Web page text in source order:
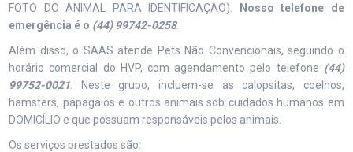
FOTO DO ANIMAL PARA IDENTIFICAÇÃO).
Nosso telefone de
emergência é o (44) 99742-0258.
Além disso, o SAAS atende Pets Não Convencionais, seguindo o
horário comercial do HVP, com agendamento pelo telefone (44)
99752-0021 . Neste grupo, incluem-se as calopsitas, coelhos,
hamsters, papagaios e outros animais sob cuidados humanos em
DOMICÍLIO e que possuam responsáveis pelos animais.
Os serviços prestados são: